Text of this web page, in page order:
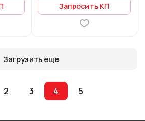
Запросить КП
Загрузить еще
2 3 4 5